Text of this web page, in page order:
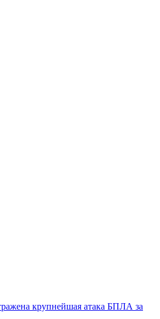
крупнейшая атака БПЛА за